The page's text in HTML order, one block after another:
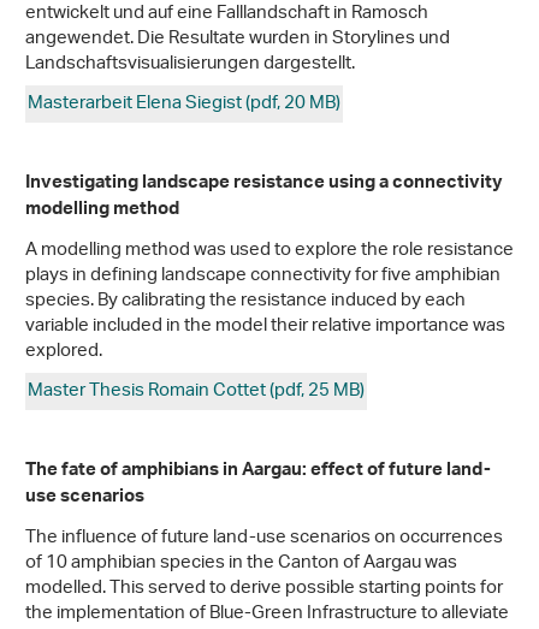
entwickelt und auf eine Falllandschaft in Ramosch
angewendet. Die Resultate wurden in Storylines und
Landschaftsvisualisierungen dargestellt.
Masterarbeit Elena Siegist (pdf, 20 MB)
Investigating landscape resistance using a connectivity
modelling method
A modelling method was used to explore the role resistance
plays in defining landscape connectivity for five amphibian
species. By calibrating the resistance induced by each
variable included in the model their relative importance was
explored.
Master Thesis Romain Cottet (pdf, 25 MB)
The fate of amphibians in Aargau: effect of future land-
use scenarios
The influence of future land-use scenarios on occurrences
of 10 amphibian species in the Canton of Aargau was
modelled. This served to derive possible starting points for
the implementation of Blue-Green Infrastructure to alleviate